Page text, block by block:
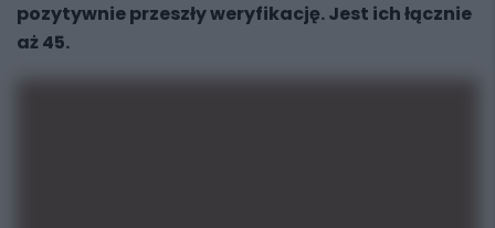
pozytywnie przeszły weryfikację. Jest ich łącznie
aż 45.